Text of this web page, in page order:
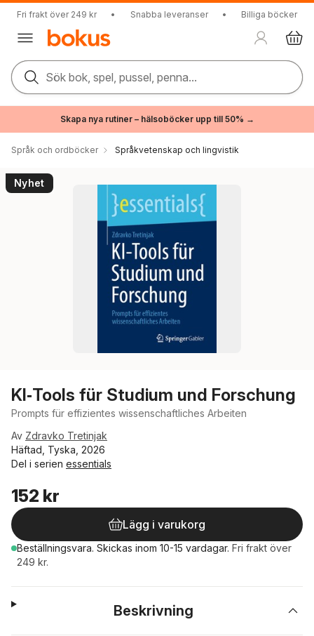
Fri frakt över 249 kr • Snabba leveranser • Billiga böcker
Sök bok, spel, pussel, penna...
Skapa nya rutiner – hälsoböcker upp till 50% →
Språk och ordböcker Språkvetenskap och lingvistik
Nyhet
KI‑Tools für Studium und Forschung
Prompts für effizientes wissenschaftliches Arbeiten
Av Zdravko Tretinjak
Häftad, Tyska, 2026
Del i serien essentials
152 kr
Lägg i varukorg
Beställningsvara. Skickas inom 10-15 vardagar. Fri frakt över
249 kr.
Beskrivning